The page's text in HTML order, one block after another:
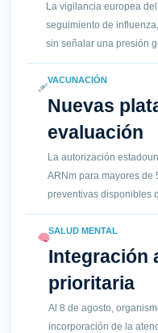
La vigilancia europea
seguimiento de
sin señalar una presión
VACUNACIÓN
Nuevas
evaluación
La autorización
ARNm para mayores de
preventivas disponibles
SALUD MENTAL
Integración
prioritaria
Al 8 de agosto,
incorporación de la